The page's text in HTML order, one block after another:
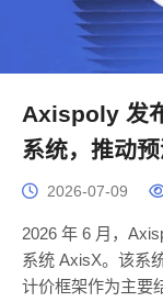
Axispoly 发
系统，推动
2026-07-09
2026 年 6 月，
系统 AxisX。该系
计价框架作为主要